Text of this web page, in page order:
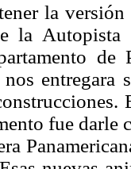
la
la
de
entregara
fue darle